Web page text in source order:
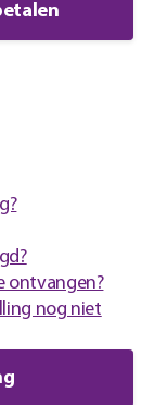
ontvangen?
nog niet